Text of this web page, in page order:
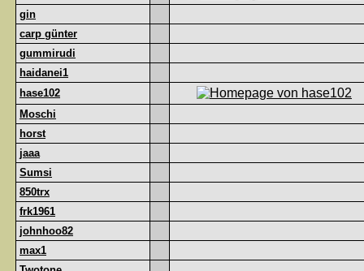
gin
carp günter
gummirudi
haidanei1
hase102
Moschi
horst
jaaa
Sumsi
850trx
frk1961
johnhoo82
max1